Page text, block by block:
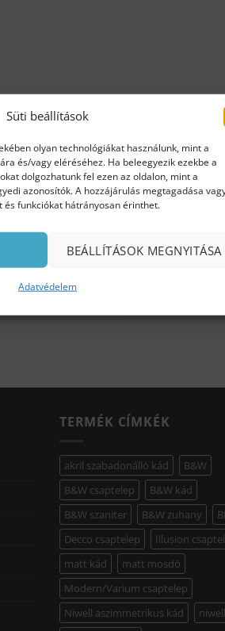
Süti beállítások
olyan technológiákat használunk, mint a
és/vagy eléréséhez. Ha beleegyezik ezekbe a
dolgozhatunk fel ezen az oldalon, mint a
azonosítók. A hozzájárulás megtagadása
és funkciókat hátrányosan érinthet.
BEÁLLÍTÁSOK MEGNYITÁSA
Adatvédelem
TERMÉK CÍMKÉK
akril szabadonálló kád
B&W
B&W csaptelep
B&W kád
B&W szaniter
B&W zuhany
Decco csaptelep
Illusion
matt kád
matt mosdó
Modern/Varium csaptelep
Niwell aszimmetrikus kád